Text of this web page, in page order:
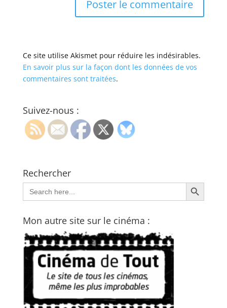
Ce site utilise Akismet pour réduire les indésirables.
En savoir plus sur la façon dont les données de vos
commentaires sont traitées.
Suivez-nous :
Rechercher
Search
for:
Search Button
Mon autre site sur le cinéma :